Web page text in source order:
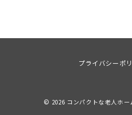
プライバシーポ
© 2026 コンパクトな老人ホー